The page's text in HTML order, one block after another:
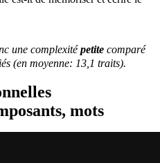
une complexitépetite comparé
(en moyenne: 13,1 traits).
mots